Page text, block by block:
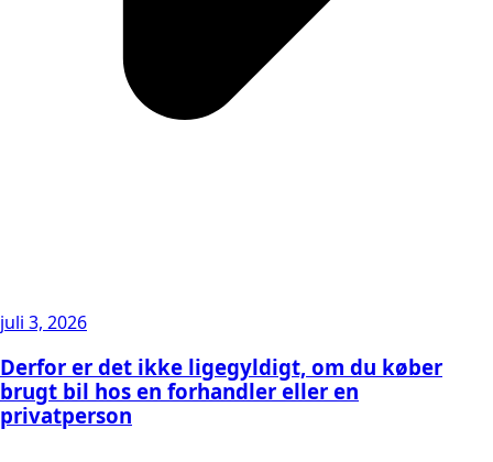
juli 3, 2026
Derfor er det ikke ligegyldigt, om du køber
brugt bil hos en forhandler eller en
privatperson